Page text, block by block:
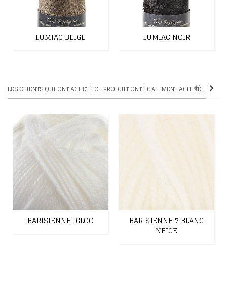
LUMIAC BEIGE LUMIAC NOIR
LES CLIENTS QUI ONT ACHETÉ CE PRODUIT ONT ÉGALEMENT ACHETÉ...
BARISIENNE IGLOO
BARISIENNE 7 BLANC
NEIGE